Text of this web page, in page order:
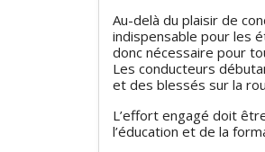
Au-delà du plaisir de
indispensable pour les
donc nécessaire pour
Les conducteurs
et des blessés sur la
L’effort engagé doit
l’éducation et de la